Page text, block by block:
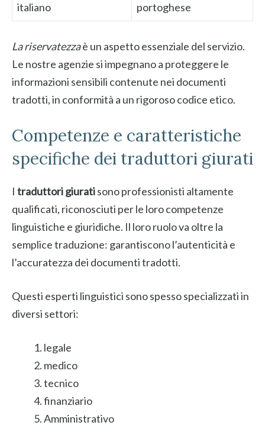
italiano
portoghese
La riservatezzaè un aspetto essenziale del servizio.
Le nostre agenzie si impegnano a proteggere le
informazioni sensibili contenute nei documenti
tradotti, in conformità a un rigoroso codice etico.
Competenze e caratteristiche
specifiche dei traduttori giurati
I traduttori giuratisono professionisti altamente
qualificati, riconosciuti per le loro competenze
linguistiche e giuridiche. Il loro ruolo va oltre la
semplice traduzione: garantiscono l’autenticità e
l’accuratezza dei documenti tradotti.
Questi esperti linguistici sono spesso specializzati in
diversi settori:
legale
medico
tecnico
finanziario
Amministrativo